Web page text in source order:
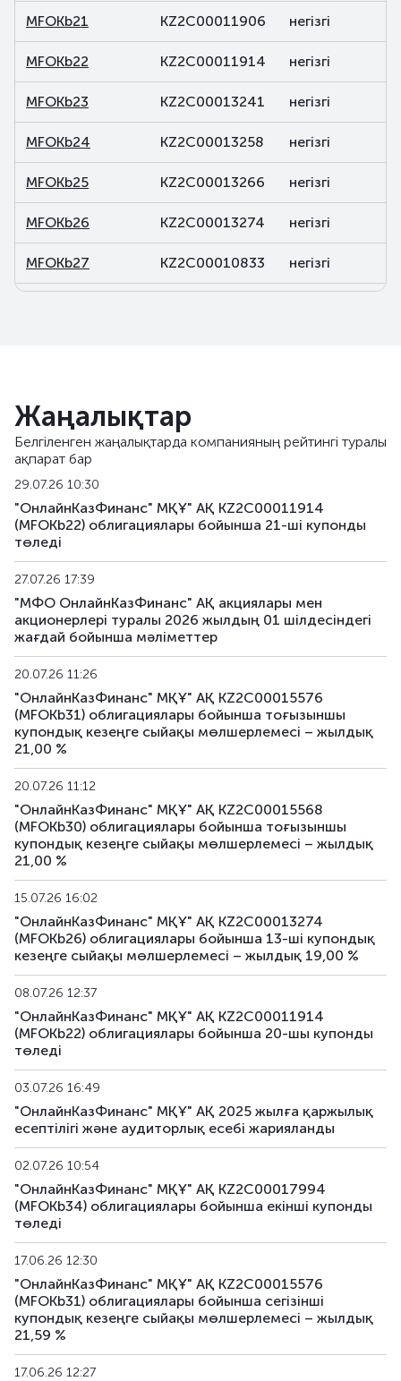
MFOKb21 KZ2C00011906 негізгі
MFOKb22 KZ2C00011914 негізгі
MFOKb23 KZ2C00013241 негізгі
MFOKb24 KZ2C00013258 негізгі
MFOKb25 KZ2C00013266 негізгі
MFOKb26 KZ2C00013274 негізгі
MFOKb27 KZ2C00010833 негізгі
MFOKb31 KZ2C00015576
MFOKb32
MFOKb33 KZ2C00016467 негізгі
MFOKb34
MFOKb35
Жаңалықтар
Белгіленген жаңалықтарда компанияның рейтингі туралы
ақпарат бар
29.07.26 10:30
"ОнлайнКазФинанс" МҚҰ" АҚ KZ2C00011914
(MFOKb22) облигациялары бойынша 21-шi купонды
төледі
27.07.26 17:39
"МФО ОнлайнКазФинанс" АҚ акциялары мен
акционерлері туралы 2026 жылдың 01 шілдесіндегі
жағдай бойынша мәліметтер
20.07.26 11:26
"ОнлайнКазФинанс" МҚҰ" АҚ KZ2C00015576
(MFOKb31) облигациялары бойынша тоғызыншы
купондық кезеңге сыйақы мөлшерлемесі – жылдық
21,00 %
20.07.26 11:12
"ОнлайнКазФинанс" МҚҰ" АҚ KZ2C00015568
(MFOKb30) облигациялары бойынша тоғызыншы
купондық кезеңге сыйақы мөлшерлемесі – жылдық
21,00 %
15.07.26 16:02
"ОнлайнКазФинанс" МҚҰ" АҚ KZ2C00013274
(MFOKb26) облигациялары бойынша 13-шi купондық
кезеңге сыйақы мөлшерлемесі – жылдық 19,00 %
08.07.26 12:37
"ОнлайнКазФинанс" МҚҰ" АҚ KZ2C00011914
(MFOKb22) облигациялары бойынша 20-шы купонды
төледі
03.07.26 16:49
"ОнлайнКазФинанс" МҚҰ" АҚ 2025 жылға қаржылық
есептілігі және аудиторлық есебі жарияланды
02.07.26 10:54
"ОнлайнКазФинанс" МҚҰ" АҚ KZ2C00017994
(MFOKb34) облигациялары бойынша екiншi купонды
төледі
17.06.26 12:30
"ОнлайнКазФинанс" МҚҰ" АҚ KZ2C00015576
(MFOKb31) облигациялары бойынша сегiзiншi
купондық кезеңге сыйақы мөлшерлемесі – жылдық
21,59 %
17.06.26 12:27